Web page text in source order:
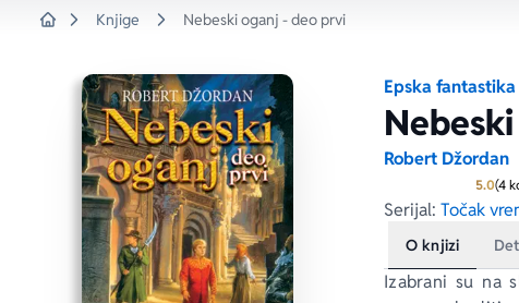
Knjige Nebeski oganj - deo prvi
Epska fantastika
Robert Džordan
5.0(4
Serijal: Točak
O knjizi
Izabrani su na